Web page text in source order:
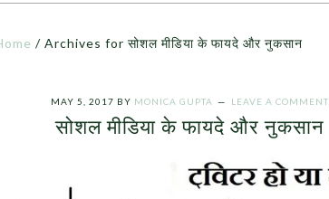
/ Archives for सोशल मीडिया के फायदे और नुकसान
MAY 5, 2017 BY MONICA GUPTA LEAVE A COMMENT
सोशल मीडिया के फायदे और नुकसान